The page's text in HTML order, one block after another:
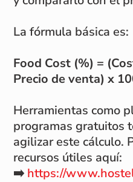
La fórmula básica es:
Food Cost (%) =
Precio de venta) x
Herramientas como
programas gratuitos
agilizar este cálculo.
recursos útiles aquí:
➡️ https://